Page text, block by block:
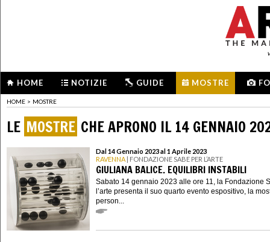
HOME NOTIZIE GUIDE MOSTRE
HOME > MOSTRE
LE MOSTRE CHE APRONO IL 14 GENNAIO
Dal 14 Gennaio 2023 al 1 Aprile 2023
RAVENNA | FONDAZIONE SABE PER L’ARTE
GIULIANA BALICE. EQUILIBRI INSTABILI
Sabato 14 gennaio 2023 alle ore 11, la Fondazione
l’arte presenta il suo quarto evento espositivo, la
person...